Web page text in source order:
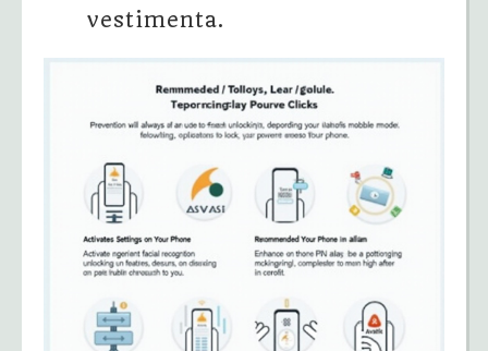
vestimenta.